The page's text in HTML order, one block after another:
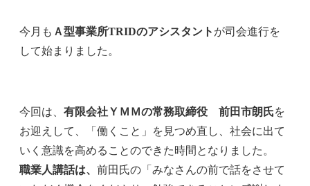
今月も Ａ型事業所TRIDのアシスタント が司会進行を
して始まりました。
今回は、 有限会社ＹＭＭの常務取締役 前田市朗氏を
お迎えして、「働くこと」を見つめ直し、社会に出て
いく意識を高めることのできた時間となりました。
職業人講話は、 前田氏の「みなさんの前で話をさせて